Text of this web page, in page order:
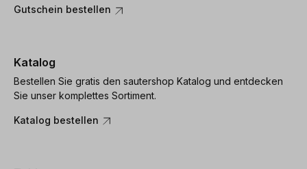
Gutschein bestellen
Katalog
Bestellen Sie gratis den sautershop Katalog und entdecken
Sie unser komplettes Sortiment.
Katalog bestellen